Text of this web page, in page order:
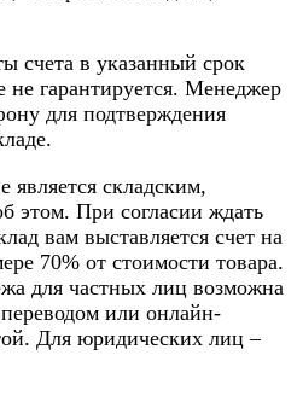
счета в указанный срок
не гарантируется. Менеджер
для подтверждения
является складским,
этом. При согласии ждать
вам выставляется счет на
70% от стоимости товара.
для частных лиц возможна
или онлайн-
Для юридических лиц –